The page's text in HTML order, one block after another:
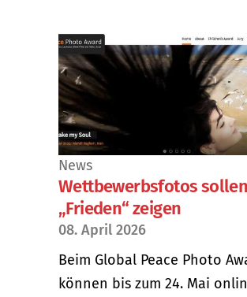
News
Wettbewerbsfotos sollen
„Frieden“ zeigen
08. April 2026
Beim Global Peace Photo
können bis zum 24. Mai